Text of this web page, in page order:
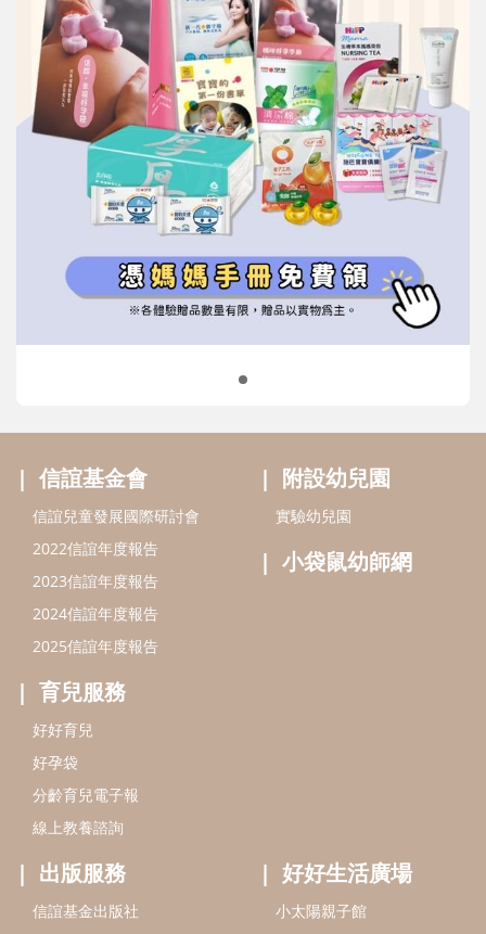
信誼基金會
2022信誼年度報告
2023信誼年度報告
2024信誼年度報告
好孕袋
分齡育兒電子報
線上教養諮詢
附設幼兒園
小袋鼠幼師網
出版服務
信誼基金出版社
閱讀推廣
Bookstart閱讀起步走
信誼幼兒文學獎
信誼兒童動畫獎
小袋鼠說故事劇團
service@hsin-yi.org.tw
信誼好好育兒
小太陽親子書房